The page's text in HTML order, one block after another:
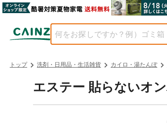
トップ 洗剤・日用品・生活雑貨 カイロ・湯たんぽ
エステー 貼らないオ